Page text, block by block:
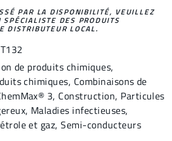
PAR LA DISPONIBILITÉ, VEUILLEZ
SPÉCIALISTE DES PRODUITS
DISTRIBUTEUR LOCAL.
de produits chimiques,
chimiques, Combinaisons de
3, Construction, Particules
, Maladies infectieuses,
et gaz,Semi-conducteurs